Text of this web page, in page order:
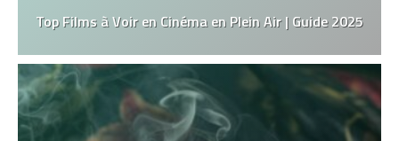
Top Films à Voir en Cinéma en Plein Air | Guide 2025